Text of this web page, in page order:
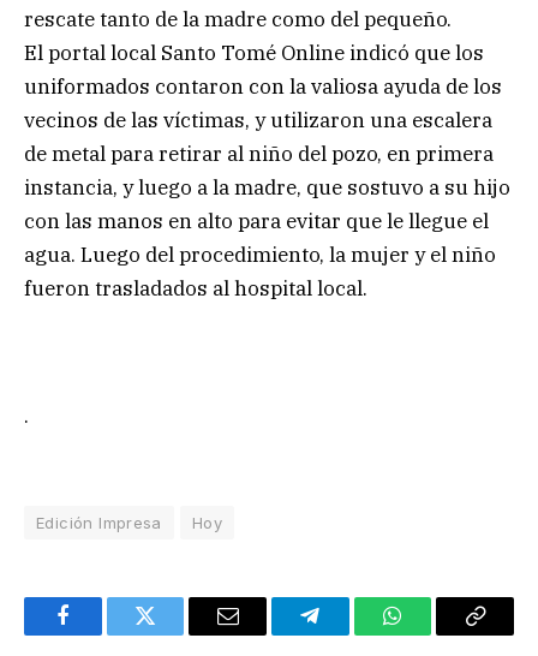
rescate tanto de la madre como del pequeño.
El portal local Santo Tomé Online indicó que los
uniformados contaron con la valiosa ayuda de los
vecinos de las víctimas, y utilizaron una escalera
de metal para retirar al niño del pozo, en primera
instancia, y luego a la madre, que sostuvo a su hijo
con las manos en alto para evitar que le llegue el
agua. Luego del procedimiento, la mujer y el niño
fueron trasladados al hospital local.
.
Edición Impresa Hoy
FacebookTwitter Email TelegramWhatsAppCopy